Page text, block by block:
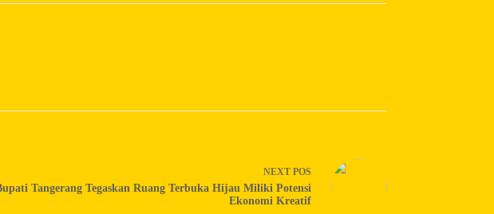
NEXT POS
Tangerang Tegaskan Ruang Terbuka Hijau Miliki Potensi
Ekonomi Kreatif